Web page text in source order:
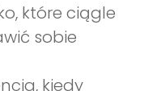
które ciągle
sobie
kiedy